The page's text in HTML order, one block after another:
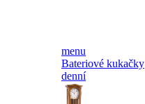
menu
Bateriové kukačky
denní